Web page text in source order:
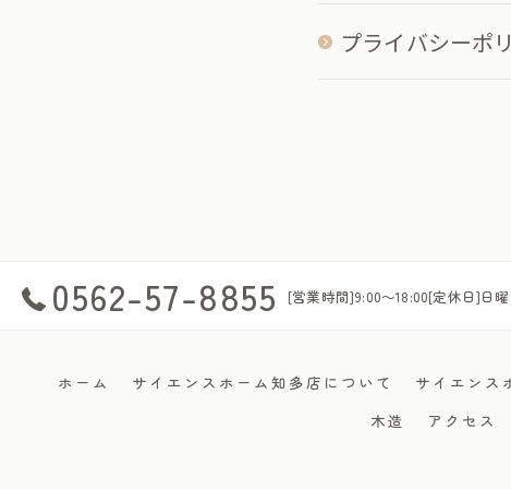
プライバシーポ
0562-57-8855 [営業時間]9:00～18:00[定休日]日曜
ホーム サイエンスホーム知多店について サイエンス
木造
アクセス